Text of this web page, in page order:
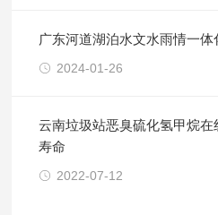
广东河道湖泊水文水雨情一体
2024-01-26
云南垃圾站恶臭硫化氢甲烷在
寿命
2022-07-12